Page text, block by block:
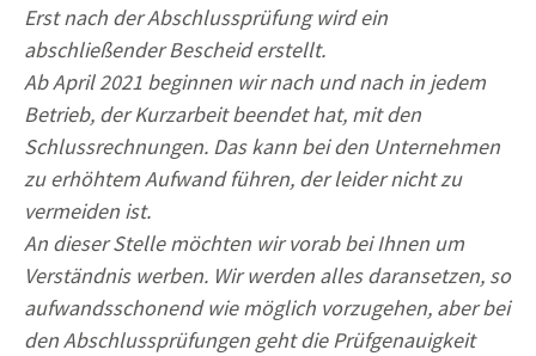
Erst nach der Abschlussprüfung wird ein
abschließender Bescheid erstellt.
Ab April 2021 beginnen wir nach und nach in jedem
Betrieb, der Kurzarbeit beendet hat, mit den
Schlussrechnungen. Das kann bei den Unternehmen
zu erhöhtem Aufwand führen, der leider nicht zu
vermeiden ist.
An dieser Stelle möchten wir vorab bei Ihnen um
Verständnis werben. Wir werden alles daransetzen, so
aufwandsschonend wie möglich vorzugehen, aber bei
den Abschlussprüfungen geht die Prüfgenauigkeit